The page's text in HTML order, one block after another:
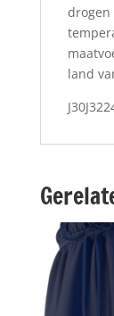
drogen
land